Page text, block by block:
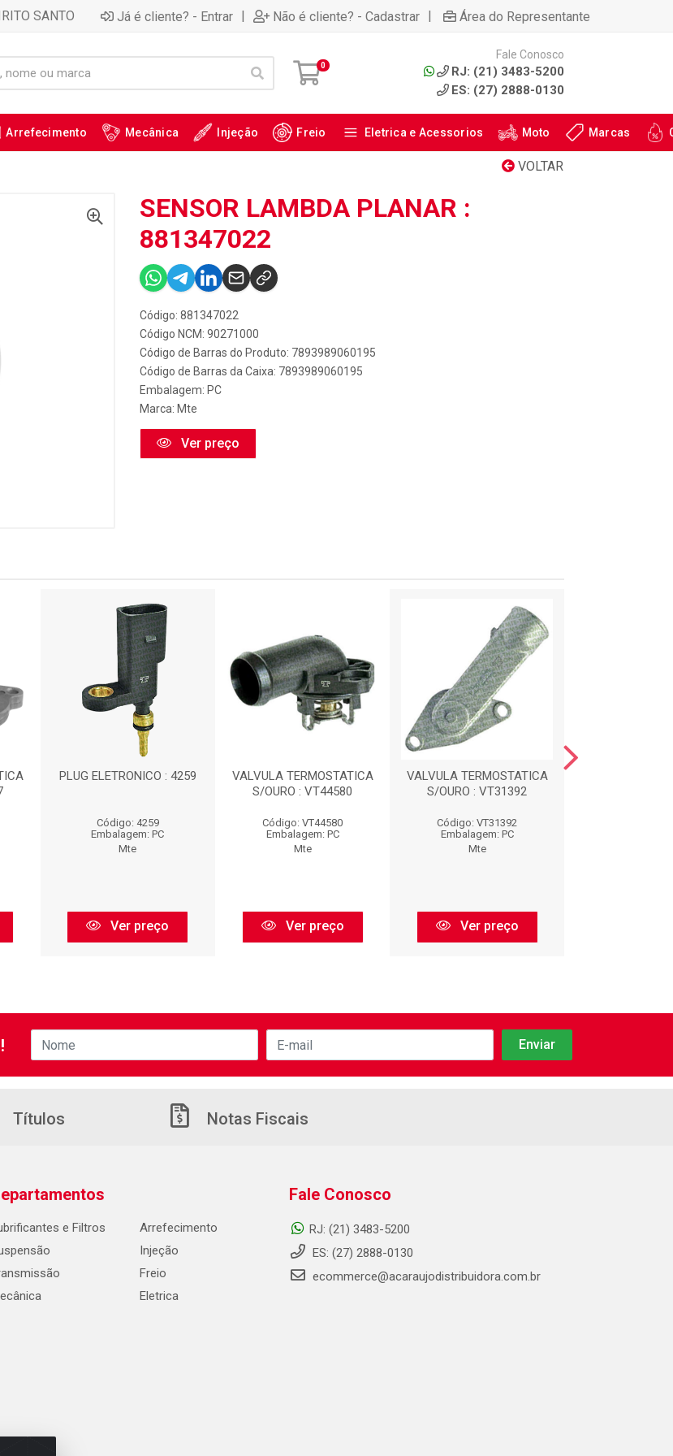
SANTO Já é cliente? - Entrar | Não é cliente? - Cadastrar | Área do Representante
0
Fale Conosco
RJ: (21) 3483-5200
ES: (27) 2888-0130
Arrefecimento Mecânica Injeção Freio Eletrica e Acessorios Moto Marcas
VOLTAR
SENSOR LAMBDA PLANAR :
881347022
Código: 881347022
Código NCM: 90271000
Código de Barras do Produto: 7893989060195
Código de Barras da Caixa: 7893989060195
Embalagem: PC
Marca: Mte
Ver preço
PLUG ELETRONICO : 4259
Código: 4259
Embalagem: PC
Mte
Ver preço
VALVULA TERMOSTATICA
S/OURO : VT44580
Código: VT44580
Embalagem: PC
Mte
Ver preço
VALVULA TERMOSTATICA
S/OURO : VT31392
Código: VT31392
Embalagem: PC
Mte
Ver preço
Títulos Notas Fiscais
e Filtros
Arrefecimento
Injeção
Freio
Eletrica
Fale Conosco
RJ: (21) 3483-5200
ES: (27) 2888-0130
ecommerce@acaraujodistribuidora.com.br